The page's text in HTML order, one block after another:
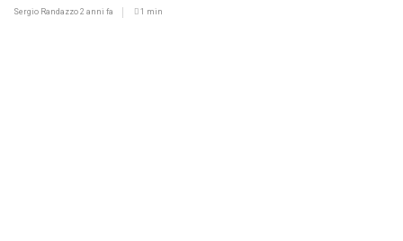
Sergio Randazzo 2 anni fa 1 min